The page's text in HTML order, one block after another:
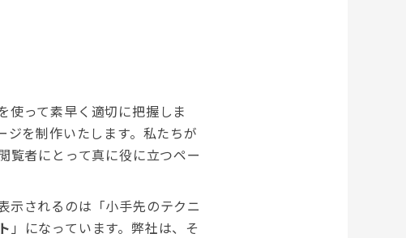
使って素早く適切に把握しま
を制作いたします。私たちが
覧者にとって真に役に立つペー
示されるのは「小手先のテクニ
」になっています。弊社は、そ